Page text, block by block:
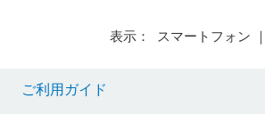
表示： スマートフォン ｜
ご利用ガイド